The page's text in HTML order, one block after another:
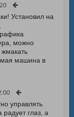
Установил на
можно
жмакать
машина в
управлять
глаз, а